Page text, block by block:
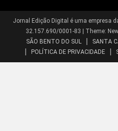
Jornal Edição Digital é uma empresa
32.157.690/0001-83 | Theme:
SÃO BENTO DO SUL
SANTA
POLÍTICA DE PRIVACIDADE